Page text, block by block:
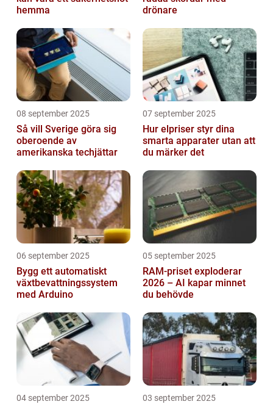
hemma
drönare
08 september 2025
Så vill Sverige göra sig
oberoende av
amerikanska techjättar
07 september 2025
Hur elpriser styr dina
smarta apparater utan att
du märker det
06 september 2025
Bygg ett automatiskt
växtbevattningssystem
med Arduino
05 september 2025
RAM-priset exploderar
2026 – AI kapar minnet
du behövde
04 september 2025 03 september 2025